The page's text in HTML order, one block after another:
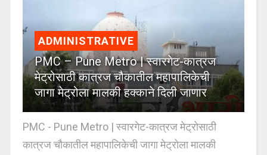
ADMINISTRATIVE
PMC – Pune Metro | स्वारगेट-कात्रज
मेट्रोसाठी कात्रज चौकातील महापालिकेची
जागा मेट्रोला मालकी हक्काने दिली जाणार
PMC - Pune Metro | स्वारगेट-कात्रज मेट्रोसाठी
कात्रज चौकातील महापालिकेची जागा मेट्रोला मालकी